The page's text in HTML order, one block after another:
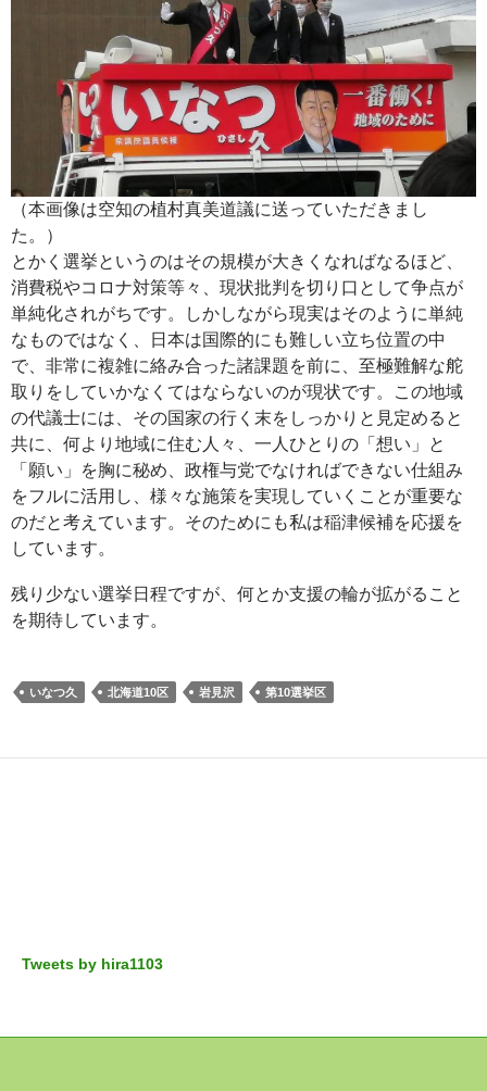
（本画像は空知の植村真美道議に送っていただきまし
た。）
とかく選挙というのはその規模が大きくなればなるほど、
消費税やコロナ対策等々、現状批判を切り口として争点が
単純化されがちです。しかしながら現実はそのように単純
なものではなく、日本は国際的にも難しい立ち位置の中
で、非常に複雑に絡み合った諸課題を前に、至極難解な舵
取りをしていかなくてはならないのが現状です。この地域
の代議士には、その国家の行く末をしっかりと見定めると
共に、何より地域に住む人々、一人ひとりの「想い」と
「願い」を胸に秘め、政権与党でなければできない仕組み
をフルに活用し、様々な施策を実現していくことが重要な
のだと考えています。そのためにも私は稲津候補を応援を
しています。
残り少ない選挙日程ですが、何とか支援の輪が拡がること
を期待しています。
いなつ久 北海道10区 岩見沢 第10選挙区
Tweets by hira1103